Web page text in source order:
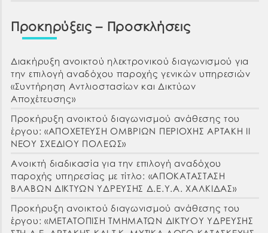
Προκηρύξεις – Προσκλήσεις
Διακήρυξη ανοικτού ηλεκτρονικού διαγωνισμού για
την επιλογή αναδόχου παροχής γενικών υπηρεσιών
«Συντήρηση Αντλιοστασίων και Δικτύων
Αποχέτευσης»
Προκήρυξη ανοικτού διαγωνισμού ανάθεσης του
έργου: «ΑΠΟΧΕΤΕΥΣΗ ΟΜΒΡΙΩΝ ΠΕΡΙΟΧΗΣ ΑΡΤΑΚΗ ΙΙ
ΝΕΟΥ ΣΧΕΔΙΟΥ ΠΟΛΕΩΣ»
Ανοικτή διαδικασία για την επιλογή αναδόχου
παροχής υπηρεσίας με τίτλο: «ΑΠΟΚΑΤΑΣΤΑΣΗ
ΒΛΑΒΩΝ ΔΙΚΤΥΩΝ ΥΔΡΕΥΣΗΣ Δ.Ε.Υ.Α. ΧΑΛΚΙΔΑΣ»
Προκήρυξη ανοικτού διαγωνισμού ανάθεσης του
έργου: «ΜΕΤΑΤΟΠΙΣΗ ΤΜΗΜΑΤΩΝ ΔΙΚΤΥΟΥ ΥΔΡΕΥΣΗΣ